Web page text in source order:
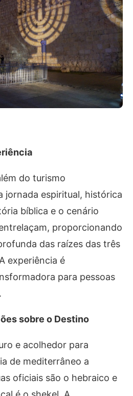
do turismo
jornada espiritual, histórica
bíblica e o cenário
proporcionando
das raízes das três
experiência é
para pessoas
sobre o Destino
e acolhedor para
de mediterrâneo a
oficiais são o hebraico e